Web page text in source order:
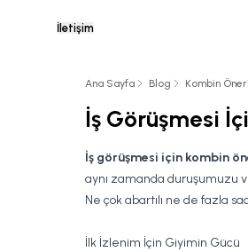
İletişim
Ana Sayfa Blog Kombin
İş Görüşmesi
İş görüşmesi için kombin
aynı zamanda duruşumuzu
Ne çok abartılı ne de fazla
İlk İzlenim İçin Giyimin Gücü